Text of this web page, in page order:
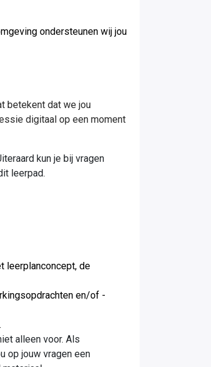
ondersteunen wij jou
betekent dat we jou
digitaal op een moment
kun je bij vragen
leerpad.
leerplanconcept, de
en/of -
alleen voor. Als
op jouw vragen een